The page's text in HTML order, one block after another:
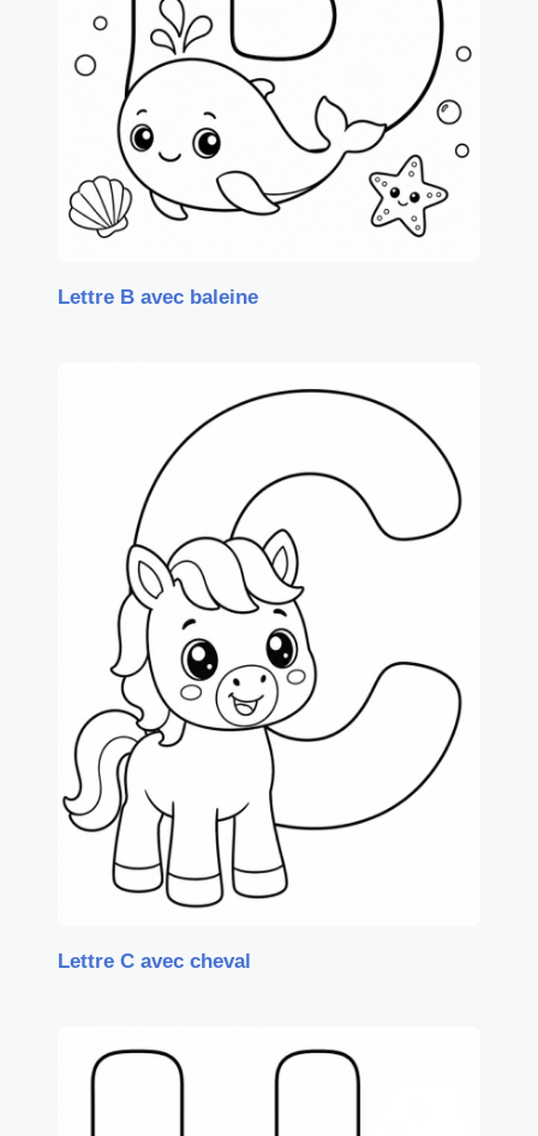
Lettre B avec baleine
Lettre C avec cheval